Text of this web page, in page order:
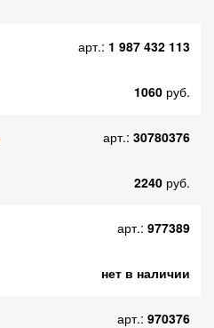
арт.: 1 987 432 113
1060 руб.
арт.: 30780376
2240 руб.
арт.: 977389
нет в наличии
арт.: 970376